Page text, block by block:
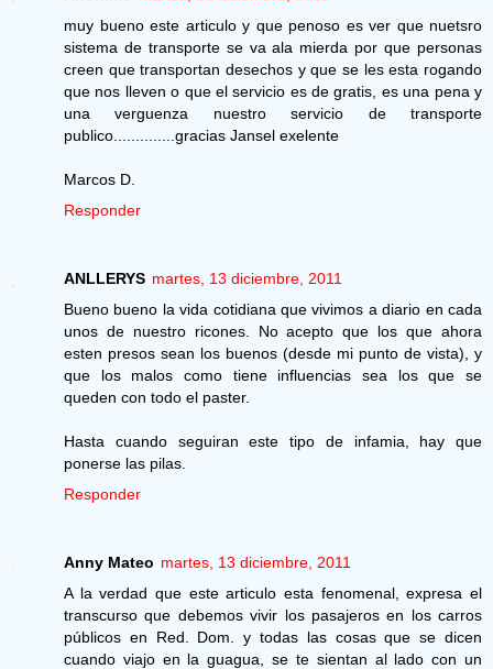
muy bueno este articulo y que penoso es ver que nuetsro
sistema de transporte se va ala mierda por que personas
creen que transportan desechos y que se les esta rogando
que nos lleven o que el servicio es de gratis, es una pena y
una verguenza nuestro servicio de transporte
publico..............gracias Jansel exelente
Marcos D.
Responder
ANLLERYS martes, 13 diciembre, 2011
Bueno bueno la vida cotidiana que vivimos a diario en cada
unos de nuestro ricones. No acepto que los que ahora
esten presos sean los buenos (desde mi punto de vista), y
que los malos como tiene influencias sea los que se
queden con todo el paster.
Hasta cuando seguiran este tipo de infamia, hay que
ponerse las pilas.
Responder
Anny Mateo martes, 13 diciembre, 2011
A la verdad que este articulo esta fenomenal, expresa el
transcurso que debemos vivir los pasajeros en los carros
públicos en Red. Dom. y todas las cosas que se dicen
cuando viajo en la guagua, se te sientan al lado con un